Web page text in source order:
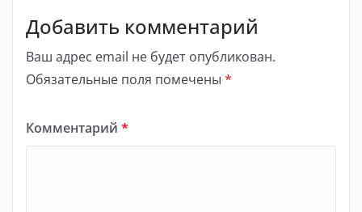
Добавить комментарий
Ваш адрес email не будет опубликован.
Обязательные поля помечены *
Комментарий *